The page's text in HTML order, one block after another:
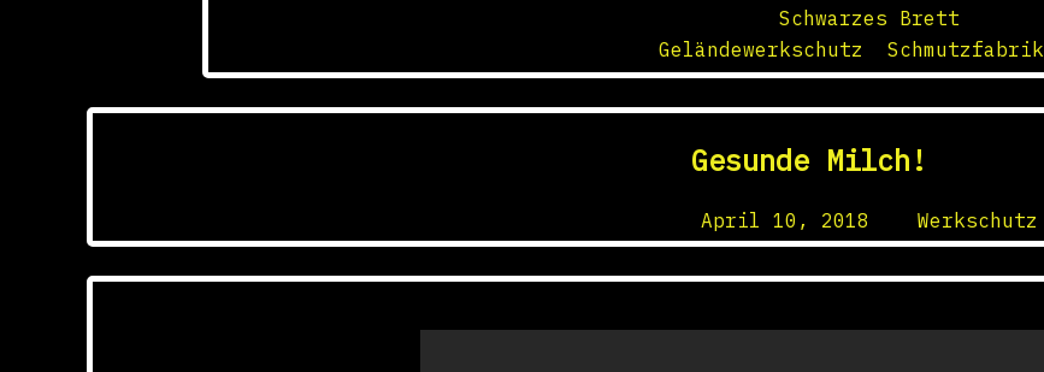
Marina
vom
Werkschutz
Schwarzes Brett
Geländewerkschutz Schmutzfabrik
Gesunde Milch!
April 10, 2018 Werkschutz